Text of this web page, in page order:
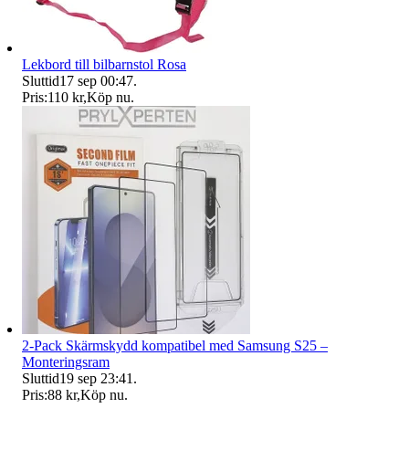
Lekbord till bilbarnstol Rosa
Sluttid17 sep 00:47.
Pris:110 kr,Köp nu.
2-Pack Skärmskydd kompatibel med Samsung S25 –
Monteringsram
Sluttid19 sep 23:41 .
Pris:88 kr,Köp nu.